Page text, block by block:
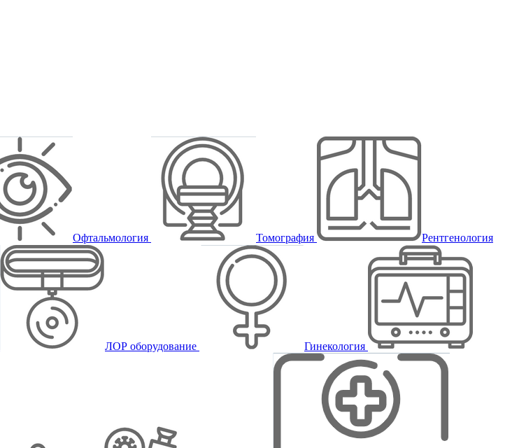
Офтальмология Томография Рентгенология
ЛОР оборудование Гинекология